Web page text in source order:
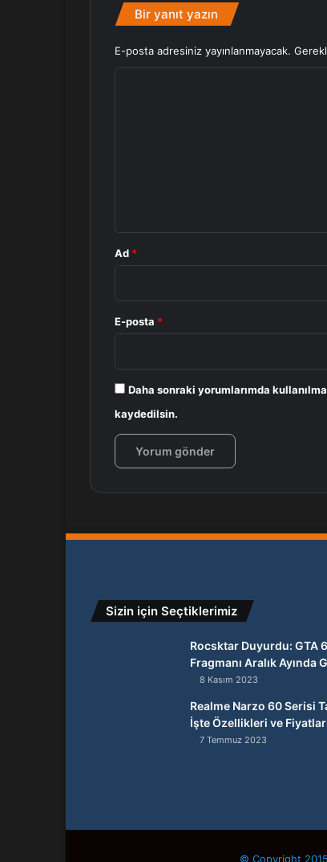
Bir yanıt yazın
E-posta adresiniz yayınlanmayacak.
Ad *
E-posta *
Daha sonraki yorumlarımda
kaydedilsin.
Sizin için Seçtiklerimiz
Rocsktar Duyurdu: GTA 6
Fragmanı Aralık Ayında
8 Kasım 2023
Realme Narzo 60 Serisi
İşte Özellikleri ve
7 Temmuz 2023
© Copyright